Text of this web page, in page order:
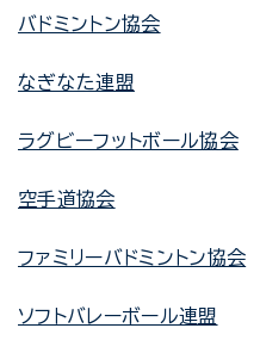
バドミントン協会
なぎなた連盟
ラグビーフットボール協会
空手道協会
ファミリーバドミントン協会
ソフトバレーボール連盟